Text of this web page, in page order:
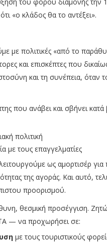
«ο κλάδος θα το αντέξει».
με πολιτικές «από το
και επισκέπτες που
και τη συνέπεια, όταν
που ανάβει και σβήνει
πολιτική
με τους επαγγελματίες
ως αμορτισέρ
της αγοράς. Και αυτό,
προορισμού.
θεσμική προσέγγιση.
— να προχωρήσει σε:
με τους τουριστικούς